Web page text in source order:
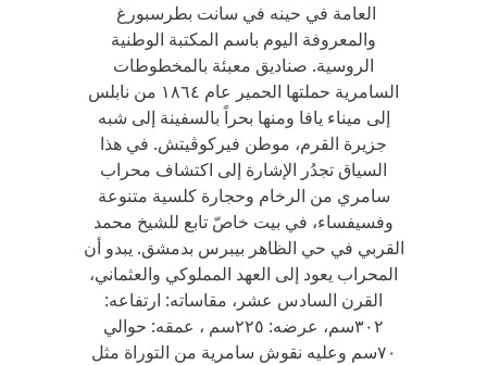
العامة في حينه في سانت بطرسبورغ
والمعروفة اليوم باسم المكتبة الوطنية
الروسية. صناديق معبئة بالمخطوطات
السامرية حملتها الحمير عام ١٨٦٤ من نابلس
إلى ميناء يافا ومنها بحراً بالسفينة إلى شبه
جزيرة القرم، موطن فيركوڤيتش. في هذا
السياق تجدُر الإشارة إلى اكتشاف محراب
سامري من الرخام وحجارة كلسية متنوعة
وفسيفساء، في بيت خاصّ تابع للشيخ محمد
القربي في حي الظاهر بيبرس بدمشق. يبدو أن
المحراب يعود إلى العهد المملوكي والعثماني،
القرن السادس عشر، مقاساته: ارتفاعه:
٣٠٢سم، عرضه: ٢٢٥سم ، عمقه: حوالي
٧٠سم وعليه نقوش سامرية من التوراة مثل